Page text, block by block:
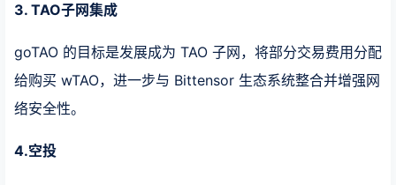
3. TAO子网集成
goTAO 的目标是发展成为 TAO 子网，将部分交易费用分配
给购买 wTAO，进一步与 Bittensor 生态系统整合并增强网
络安全性。
4.空投